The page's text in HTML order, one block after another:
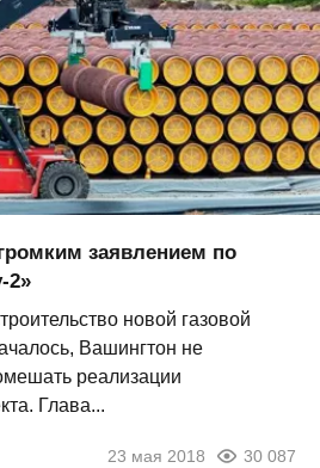
заявлением по
2»
новой газовой
Вашингтон не
реализации
Глава...
23 мая 2018 30 087